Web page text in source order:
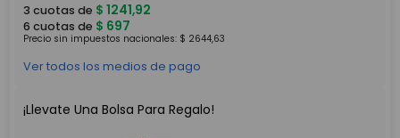
3 cuotas de $ 1241,92
6 cuotas de $ 697
Precio sin impuestos nacionales: $ 2644,63
Ver todos los medios de pago
¡Llevate Una Bolsa Para Regalo!